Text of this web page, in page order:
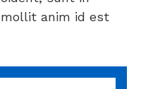
anim id est